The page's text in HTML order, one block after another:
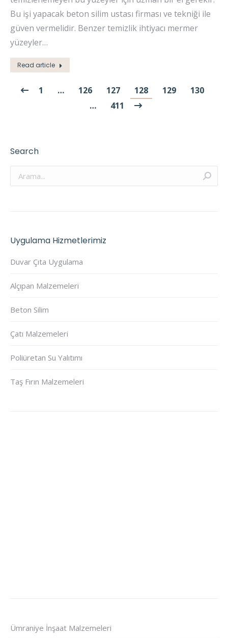
Bu işi yapacak beton silim ustası firması ve tekniği ile
güven vermelidir. Benzer temizlik ihtiyacı mermer
yüzeyler…
Read article
1 … 126 127 128 129
130
…
411
Search
Arama:
Uygulama Hizmetlerimiz
Duvar Çıta Uygulama
Alçıpan Malzemeleri
Beton Silim
Çatı Malzemeleri
Poliüretan Su Yalıtımı
Taş Fırın Malzemeleri
Ümraniye İnşaat Malzemeleri